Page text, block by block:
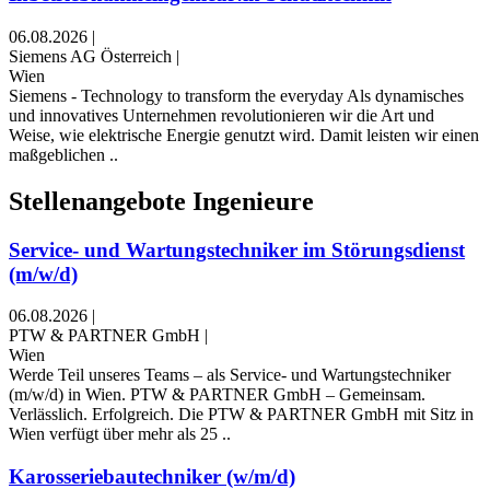
06.08.2026 |
Siemens AG Österreich |
Wien
Siemens - Technology to transform the everyday Als dynamisches
und innovatives Unternehmen revolutionieren wir die Art und
Weise, wie elektrische Energie genutzt wird. Damit leisten wir einen
maßgeblichen ..
Stellenangebote Ingenieure
Service- und Wartungstechniker im Störungsdienst
(m/w/d)
06.08.2026 |
PTW & PARTNER GmbH |
Wien
Werde Teil unseres Teams – als Service- und Wartungstechniker
(m/w/d) in Wien. PTW & PARTNER GmbH – Gemeinsam.
Verlässlich. Erfolgreich. Die PTW & PARTNER GmbH mit Sitz in
Wien verfügt über mehr als 25 ..
Karosseriebautechniker (w/m/d)